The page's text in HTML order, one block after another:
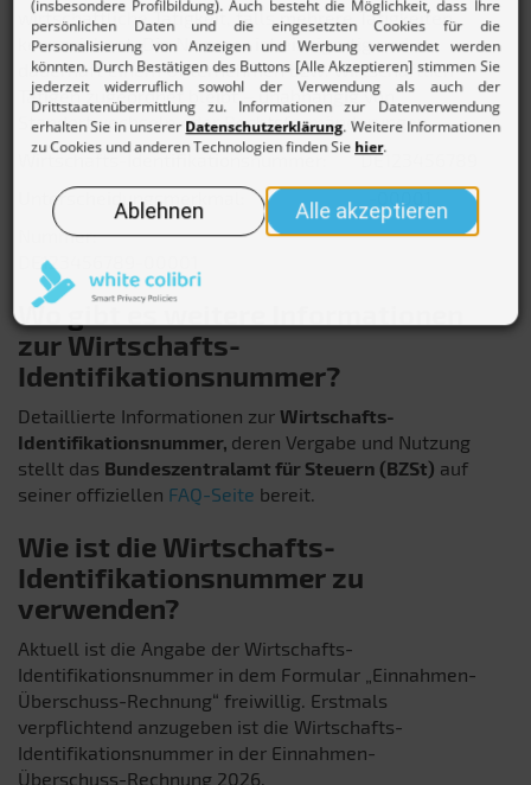
wirtschaftliche Tätigkeit, falls mehrere Tätigkeiten,
kennzeichnet. Die Nummer ist einzigartig und
dauerhaft einem Unternehmen bzw. wirtschaftlich
Tätigen zugeordnet bleibt – unabhängig von
Standortwechseln oder Rechtsformänderungen.
Wirtschafts-Identifikationsnummer: DE123456789
Unterscheidungsmerkmal: -00001
Nummer:
DE123456789-00001
Wo gibt es weitere Informationen
zur Wirtschafts-
Identifikationsnummer?
Detaillierte Informationen zur Wirtschafts-
Identifikationsnummer, deren Vergabe und Nutzung
stellt das Bundeszentralamt für Steuern (BZSt) auf
seiner offiziellen FAQ-Seite bereit.
Wie ist die Wirtschafts-
Identifikationsnummer zu
verwenden?
Aktuell ist die Angabe der Wirtschafts-
Identifikationsnummer in dem Formular „Einnahmen-
Überschuss-Rechnung“ freiwillig. Erstmals
verpflichtend anzugeben ist die Wirtschafts-
Identifikationsnummer in der Einnahmen-
Überschuss-Rechnung 2026.